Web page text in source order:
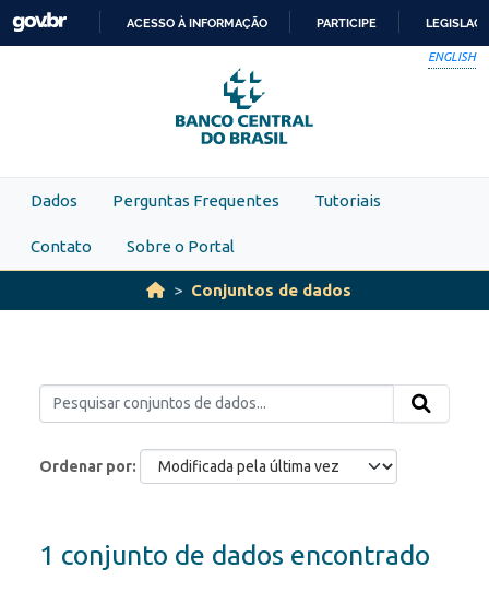
Skip to main content
PARA
O
CONTEÚDO
ACESSO À INFORMAÇÃO PARTICIPE
ENGLISH
Dados Perguntas Frequentes Tutoriais
Contato Sobre o Portal
Conjuntos de dados
Ordenar por
1 conjunto de dados encontrado